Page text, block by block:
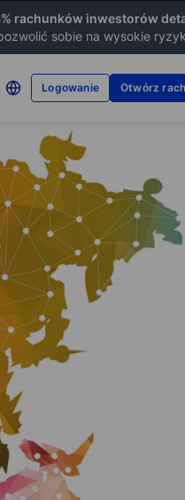
% rachunków inwestorów
sobie na wysokie
Logowanie Otwórz